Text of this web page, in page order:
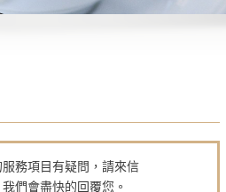
務項目有疑問，請來信
們會盡快的回覆您。